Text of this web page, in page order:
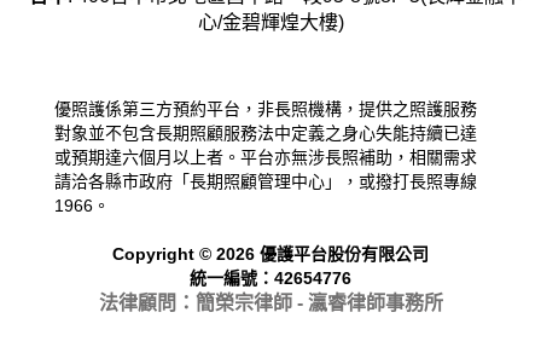
心/金碧輝煌大樓)
優照護係第三方預約平台，非長照機構，提供之照護服務
對象並不包含長期照顧服務法中定義之身心失能持續已達
或預期達六個月以上者。平台亦無涉長照補助，相關需求
請洽各縣市政府「長期照顧管理中心」，或撥打長照專線
1966。
Copyright © 2026 優護平台股份有限公司
統一編號：42654776
法律顧問：簡榮宗律師 - 瀛睿律師事務所